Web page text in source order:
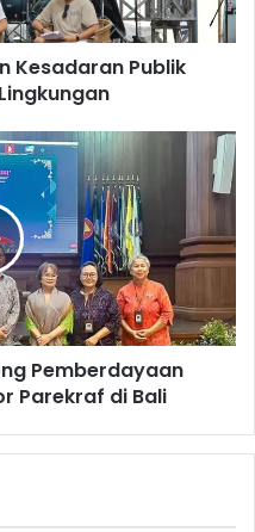
Kesadaran Publik
Pemberdayaan
Parekraf di Bali